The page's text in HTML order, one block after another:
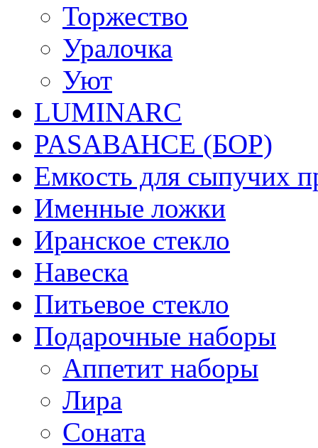
Торжество
Уралочка
Уют
LUMINARC
PASABAHCE (БОР)
Емкость для сыпучих
Именные ложки
Иранское стекло
Навеска
Питьевое стекло
Подарочные наборы
Аппетит наборы
Лира
Соната